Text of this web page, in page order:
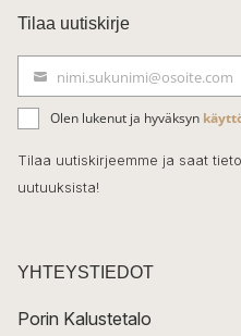
c
e
b
o
o
k
Tilaa uutiskirje
ä
h
k
t
nimi.sukunimi@osoite.com
Olen lukenut ja hyväksyn
Tilaa uutiskirjeemme ja saat
uutuuksista!
YHTEYSTIEDOT
Porin Kalustetalo